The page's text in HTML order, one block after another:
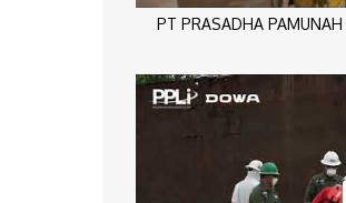
PT PRASADHA